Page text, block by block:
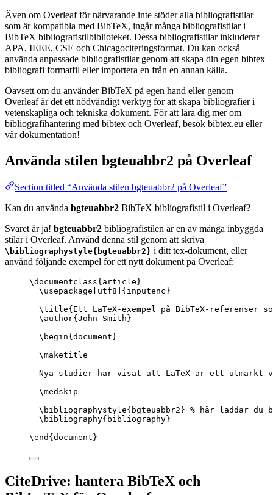
Även om Overleaf för närvarande inte stöder alla bibliografistilar
som är kompatibla med BibTeX, ingår många bibliografistilar i
BibTeX bibliografistilbiblioteket. Dessa bibliografistilar inkluderar
APA, IEEE, CSE och Chicagociteringsformat. Du kan också
använda anpassade bibliografistilar genom att skapa din egen bibtex
bibliografi formatfil eller importera en från en annan källa.
Oavsett om du använder BibTeX på egen hand eller genom
Overleaf är det ett nödvändigt verktyg för att skapa bibliografier i
vetenskapliga och tekniska dokument. För att lära dig mer om
bibliografihantering med bibtex och Overleaf, besök bibtex.eu eller
vår dokumentation!
Använda stilen bgteuabbr2 på Overleaf
Section titled “Använda stilen bgteuabbr2 på Overleaf”
Kan du använda bgteuabbr2 BibTeX bibliografistil i Overleaf?
Svaret är ja! bgteuabbr2 bibliografistilen är en av många inbyggda
stilar i Overleaf. Använd denna stil genom att skriva
\bibliographystyle{bgteuabbr2} i ditt tex-dokument, eller
använd följande exempel för ett nytt dokument på Overleaf:
\documentclass{ article }
\usepackage
utf8 ]{ inputenc }
\title{Ett LaTeX-exempel på BibTeX-
\author{John Smith}
\begin{ document }
\maketitle
Nya studier har visat att LaTeX är ett utmärkt
\medskip
\bibliographystyle{bgteuabbr2} % här laddar du
\bibliography{bibliography}
\end { document }
CiteDrive: hantera BibTeX och